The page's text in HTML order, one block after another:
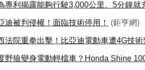
專利揭露能夠行駛3,000公里、5分鐘就
迪被判侵權！面臨技術停用！ (鉅亨網)
法院重拳出擊！比亞迪電動車遭4G技
野狼變身電動輕檔車？Honda Shine